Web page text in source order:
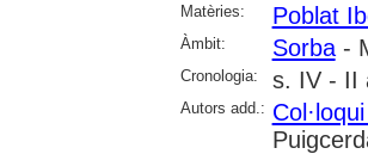
Matèries:
Poblat
Àmbit: Sorba-
Cronologia: s. IV - II
Autors add.: